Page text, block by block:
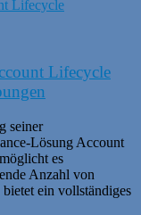
Lifecycle
seiner
Lösung Account
es
Anzahl von
ein vollständiges